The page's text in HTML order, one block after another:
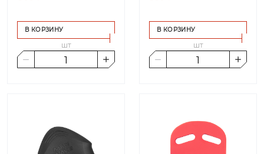
В КОРЗИНУ
шт
В КОРЗИНУ
шт